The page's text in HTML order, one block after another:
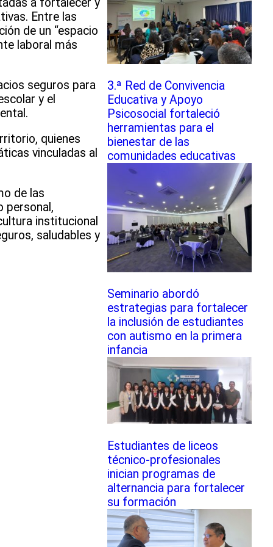
a fortalecer y
Entre las
de un “espacio
laboral más
seguros para
y el
quienes
vinculadas al
de las
personal,
institucional
saludables y
3.ª Red de Convivencia
Educativa y Apoyo
Psicosocial fortaleció
herramientas para el
bienestar de las
comunidades educativas
Seminario abordó
estrategias para fortalecer
la inclusión de estudiantes
con autismo en la primera
infancia
Estudiantes de liceos
técnico-profesionales
inician programas de
alternancia para fortalecer
su formación